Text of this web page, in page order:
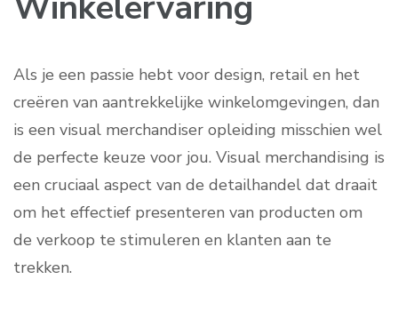
Als je een passie hebt voor design, retail en het
creëren van aantrekkelijke winkelomgevingen, dan
is een visual merchandiser opleiding misschien wel
de perfecte keuze voor jou. Visual merchandising is
een cruciaal aspect van de detailhandel dat draait
om het effectief presenteren van producten om
de verkoop te stimuleren en klanten aan te
trekken.